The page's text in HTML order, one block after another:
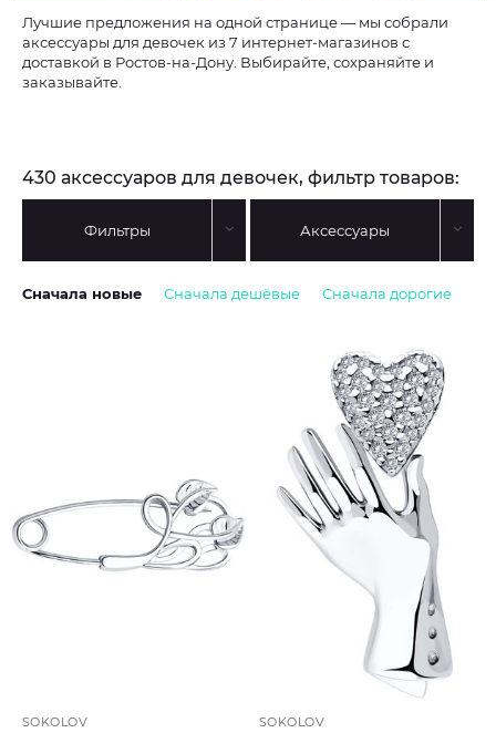
Лучшие предложения на одной странице — мы собрали
аксессуары для девочек из 7 интернет-магазинов с
доставкой в Ростов-на-Дону. Выбирайте, сохраняйте и
заказывайте.
430 аксессуаров для девочек, фильтр товаров:
Фильтры Аксессуары
Сначала новые Сначала дешёвые Сначала дорогие
SOKOLOV SOKOLOV